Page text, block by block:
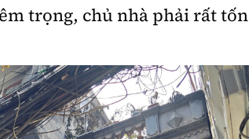
trọng, chủ nhà phải rất